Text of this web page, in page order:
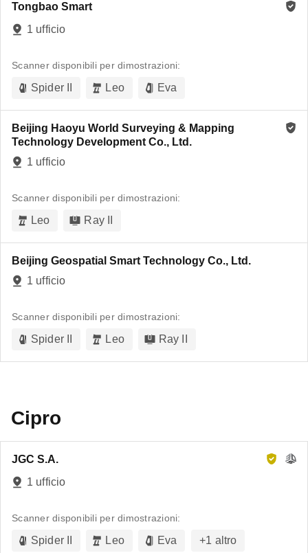
Tongbao Smart
1 ufficio
Scanner disponibili per dimostrazioni:
Spider II Leo Eva
Beijing Haoyu World Surveying & Mapping
Technology Development Co., Ltd.
1 ufficio
Scanner disponibili per dimostrazioni:
Leo Ray II
Beijing Geospatial Smart Technology Co., Ltd.
1 ufficio
Scanner disponibili per dimostrazioni:
Spider II Leo Ray II
Cipro
JGC S.A.
1 ufficio
Scanner disponibili per dimostrazioni:
Spider II Leo Eva +1 altro